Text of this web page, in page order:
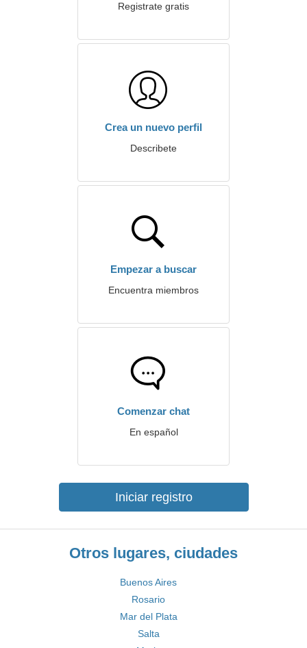
Registrate gratis
Crea un nuevo perfil
Describete
Empezar a buscar
Encuentra miembros
Comenzar chat
En español
Iniciar registro
Otros lugares, ciudades
Buenos Aires
Rosario
Mar del Plata
Salta